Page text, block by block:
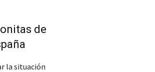
de
la situación